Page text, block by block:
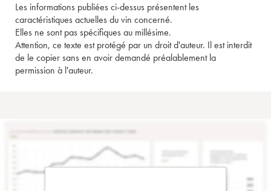
Les informations publiées ci-dessus présentent les
caractéristiques actuelles du vin concerné.
Elles ne sont pas spécifiques au millésime.
Attention, ce texte est protégé par un droit d'auteur. Il est interdit
de le copier sans en avoir demandé préalablement la
permission à l'auteur.